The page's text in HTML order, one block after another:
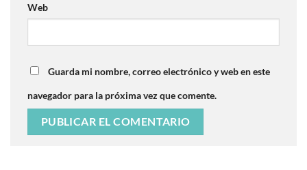
Web
Guarda mi nombre, correo electrónico y web en este
navegador para la próxima vez que comente.